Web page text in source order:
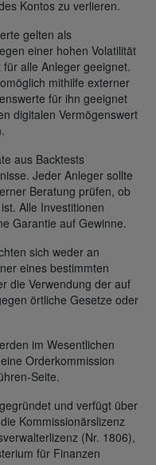
Kontos zu verlieren.
gelten als
einer hohen Volatilität
alle Anleger geeignet.
mithilfe externer
für ihn geeignet
digitalen Vermögenswert
aus Backtests
Jeder Anleger sollte
Beratung prüfen, ob
Alle Investitionen
Garantie auf Gewinne.
sich weder an
eines bestimmten
die Verwendung der auf
örtliche Gesetze oder
im Wesentlichen
Orderkommission
Seite.
und verfügt über
Kommissionärslizenz
(Nr. 1806),
für Finanzen